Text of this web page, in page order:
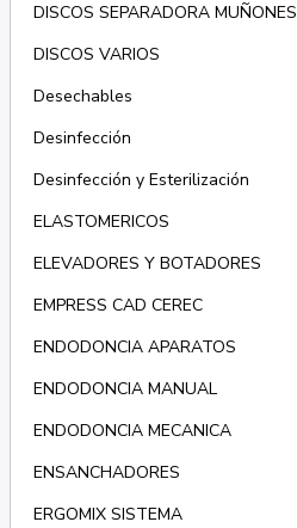
DISCOS SEPARADORA MUÑONES
DISCOS VARIOS
Desechables
Desinfección
Desinfección y Esterilización
ELASTOMERICOS
ELEVADORES Y BOTADORES
EMPRESS CAD CEREC
ENDODONCIA APARATOS
ENDODONCIA MANUAL
ENDODONCIA MECANICA
ENSANCHADORES
ERGOMIX SISTEMA